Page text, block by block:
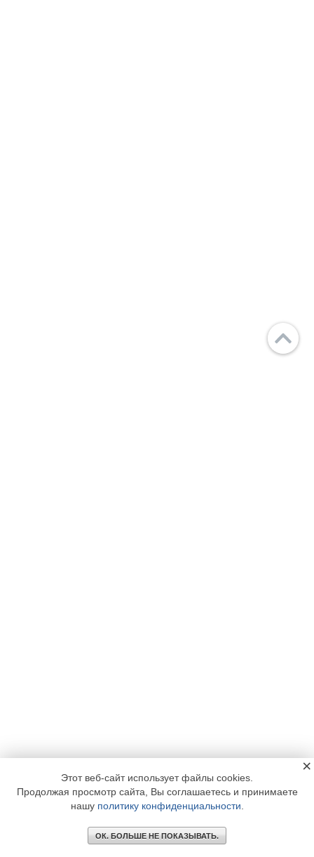
Этот веб-сайт использует файлы cookies.
Продолжая просмотр сайта, Вы соглашаетесь и принимаете
нашу политику конфиденциальности
ОК. БОЛЬШЕ НЕ ПОКАЗЫВАТЬ.
×